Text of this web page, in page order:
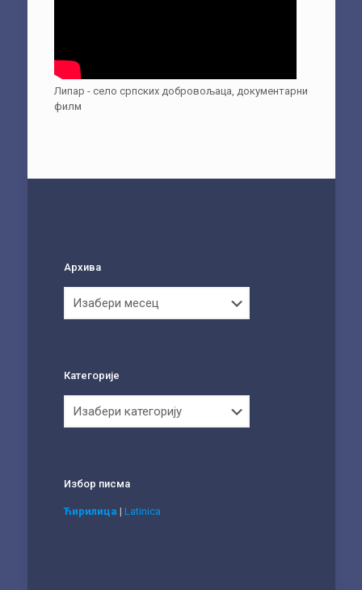
Липар - село српских добровољаца, документарни
филм
Архива
Категорије
Избор писма
Ћирилица | Latinica